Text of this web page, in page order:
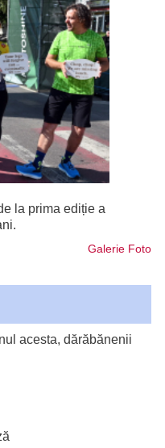
la prima ediție a
Galerie Foto
acesta, dărăbănenii